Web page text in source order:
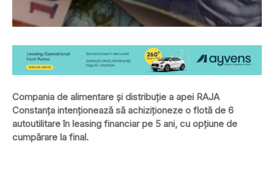
Compania de alimentare și distribuție a apei RAJA
Constanța intenționează să achiziționeze o flotă de 6
autoutilitare în leasing financiar pe 5 ani, cu opțiune de
cumpărare la final.